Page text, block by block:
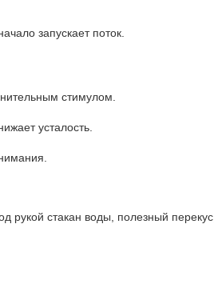
запускает поток.
стимулом.
усталость.
рукой стакан воды, полезный перекус,